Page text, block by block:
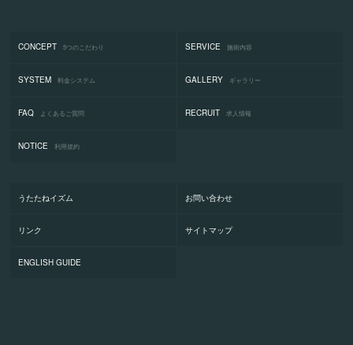
CONCEPT 5つのこだわり SERVICE 施術内容
SYSTEM 料金システム GALLERY ギャラリー
FAQ よくあるご質問 RECRUIT 求人情報
NOTICE 利用規約
うたたねイズム お問い合わせ
リンク サイトマップ
ENGLISH GUIDE